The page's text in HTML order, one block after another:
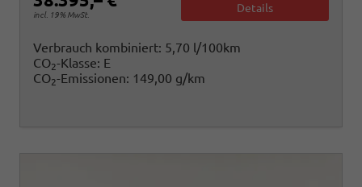
incl. 19% MwSt.
Details
Verbrauch kombiniert: 5,70 l/100km
CO2-Klasse: E
CO2-Emissionen: 149,00 g/km